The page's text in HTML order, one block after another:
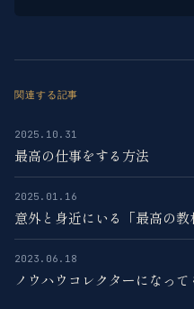
関連する記事
2025.10.31
最高の仕事をする方法
2025.01.16
意外と身近にいる「最高の
2023.06.18
ノウハウコレクターになって